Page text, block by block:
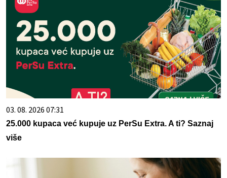
03. 08. 2026 07:31
25.000 kupaca već kupuje uz PerSu Extra. A ti? Saznaj
više